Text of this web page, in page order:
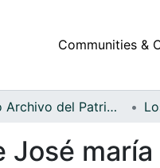
Communities &
Fondo Archivo del Patrimonio Fotográfico y Fílmico del Valle del Cauca
José maría